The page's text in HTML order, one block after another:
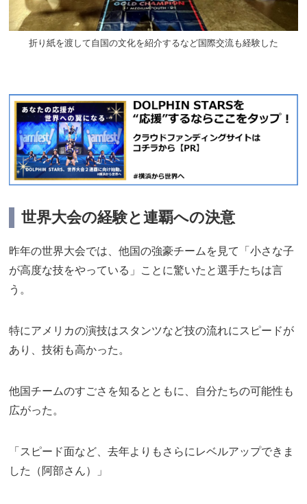
折り紙を渡して自国の文化を紹介するなど国際交流も経験した
世界大会の経験と連覇への決意
昨年の世界大会では、他国の強豪チームを見て「小さな子
が高度な技をやっている」ことに驚いたと選手たちは言
う。
特にアメリカの演技はスタンツなど技の流れにスピードが
あり、技術も高かった。
他国チームのすごさを知るとともに、自分たちの可能性も
広がった。
「スピード面など、去年よりもさらにレベルアップできま
した（阿部さん）」